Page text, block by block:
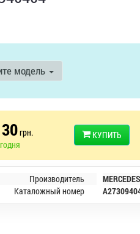
модель
грн.
КУПИТЬ
Производитель
MERCEDES
Каталожный номер